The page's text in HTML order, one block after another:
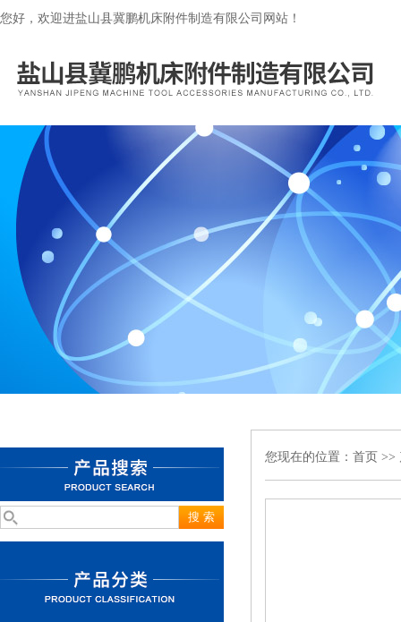
您好，欢迎进盐山县冀鹏机床附件制造有限公司网站！
您现在的位置： 首页 >>